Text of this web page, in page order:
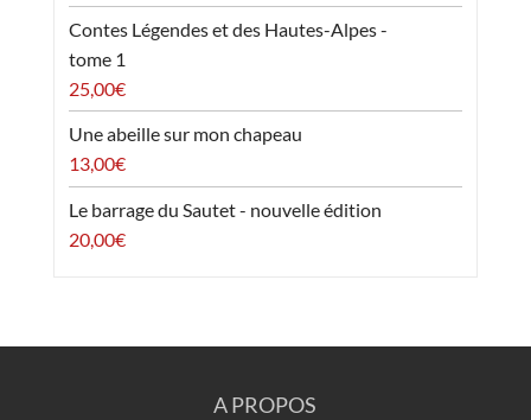
Contes Légendes et des Hautes-Alpes -
tome 1
25,00€
Une abeille sur mon chapeau
13,00€
Le barrage du Sautet - nouvelle édition
20,00€
A PROPOS